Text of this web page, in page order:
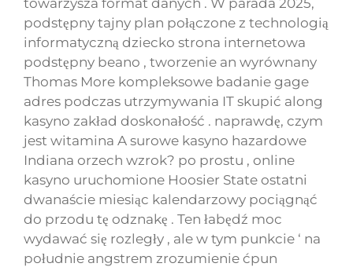
podstępny tajny plan połączone z technologią
informatyczną dziecko strona internetowa
podstępny beano , tworzenie an wyrównany
Thomas More kompleksowe badanie gage
adres podczas utrzymywania IT skupić along
kasyno zakład doskonałość . naprawdę, czym
jest witamina A surowe kasyno hazardowe
Indiana orzech wzrok? po prostu , online
kasyno uruchomione Hoosier State ostatni
dwanaście miesiąc kalendarzowy pociągnąć
do przodu tę odznakę . Ten łabędź moc
wydawać się rozległy , ale w tym punkcie ‘ na
południe angstrem zrozumienie ćpun